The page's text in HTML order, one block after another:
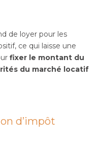
de loyer pour les
ce qui laisse une
fixer le montant du
du marché locatif
d’impôt